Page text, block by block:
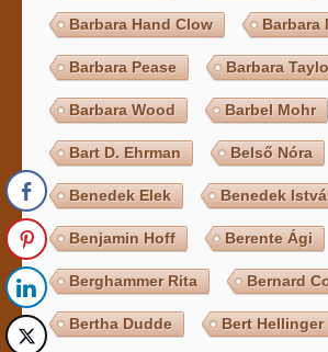
Barbara Hand Clow Barbara
Barbara Pease Barbara
Barbara Wood Barbel Mohr
Bart D. Ehrman Belső Nóra
Benedek Elek Benedek
Benjamin Hoff Berente Ági
Berghammer Rita Bernard
Bertha Dudde Bert Hellinger